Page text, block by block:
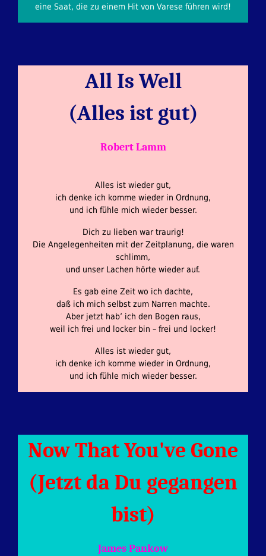
eine Saat, die zu einem Hit von Varese führen wird!
All Is Well
(Alles ist gut)
Robert Lamm
Alles ist wieder gut,
ich denke ich komme wieder in Ordnung,
und ich fühle mich wieder besser.
Dich zu lieben war traurig!
Die Angelegenheiten mit der Zeitplanung, die waren
schlimm,
und unser Lachen hörte wieder auf.
Es gab eine Zeit wo ich dachte,
daß ich mich selbst zum Narren machte.
Aber jetzt hab’ ich den Bogen raus,
weil ich frei und locker bin – frei und locker!
Alles ist wieder gut,
ich denke ich komme wieder in Ordnung,
und ich fühle mich wieder besser.
Now That You've Gone
(Jetzt da Du gegangen
bist)
James Pankow